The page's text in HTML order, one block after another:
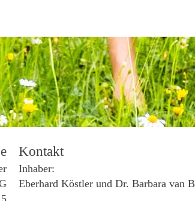
Kontakt
Inhaber:
Eberhard Köstler und Dr. Barbara van